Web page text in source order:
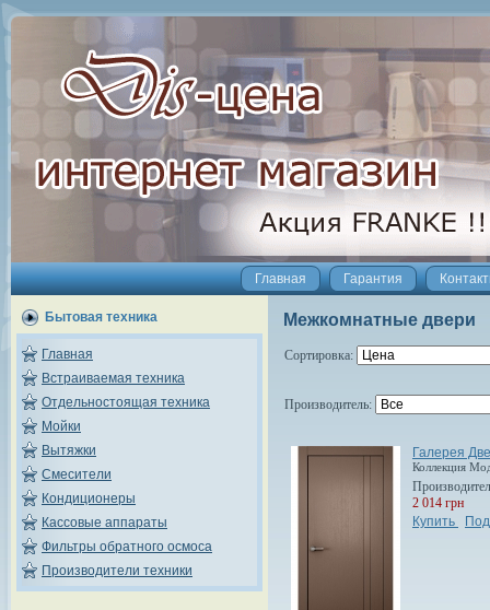
Главная Гарантия
Бытовая техника
Главная
Встраиваемая техника
Отдельностоящая техника
Мойки
Вытяжки
Смесители
Кондиционеры
Кассовые аппараты
Фильтры обратного осмоса
Производители техники
Межкомнатные двери
Сортировка:
Производитель:
Галерея
Коллекция
2 014 грн
Купить